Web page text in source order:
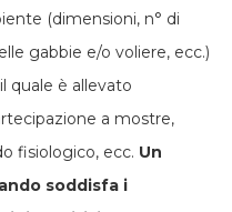
(dimensioni, n° di
gabbie e/o voliere, ecc.)
quale è allevato
a mostre,
fisiologico, ecc. Un
soddisfa i